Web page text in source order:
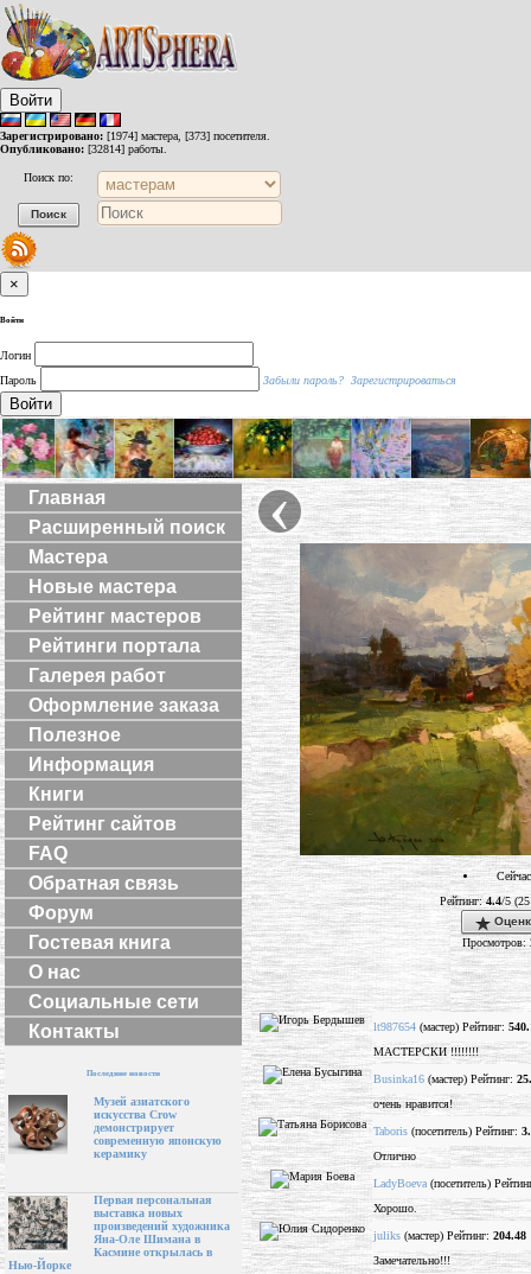
Войти
Зарегистрировано: [1974] мастера, [373] посетителя.
Опубликовано: [32814] работы.
Поиск по:
×
Войти
Логин
Пароль
Забыли пароль? Зарегистрироваться
Войти
Главная
Расширенный поиск
Мастера
Новые мастера
Рейтинг мастеров
Рейтинги портала
Галерея работ
Оформление заказа
Полезное
Информация
Книги
Рейтинг сайтов
FAQ
Обратная связь
Форум
Гостевая книга
О нас
Социальные сети
Контакты
Последние новости
Музей азиатского
искусства Crow
демонстрирует
современную японскую
керамику
Первая персональная
выставка новых
произведений художника
Яна-Оле Шимана в
Касмине открылась в
Нью-Йорке
‹
Рейтинг:4.4/5 (25
Просмотров:
lt987654 (мастер) Рейтинг:
МАСТЕРСКИ !!!!!!!!
Businka16 (мастер) Рейтинг:
очень нравится!
Taboris (посетитель) Рейтинг:
Отлично
LadyBoeva (посетитель)
Хорошо.
juliks (мастер) Рейтинг: 204.48
Замечательно!!!